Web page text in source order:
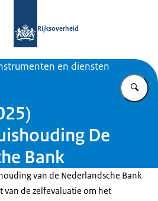
Rijksoverheid
en diensten
De
Bank
van de Nederlandsche Bank
van de zelfevaluatie om het